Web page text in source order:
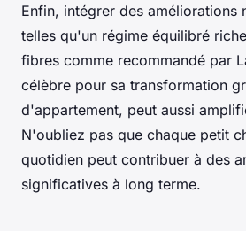
Enfin, intégrer des améliorations
telles qu'un régime équilibré
fibres comme recommandé par
célèbre pour sa transformation
d'appartement, peut aussi
N'oubliez pas que chaque petit
quotidien peut contribuer à des
significatives à long terme.